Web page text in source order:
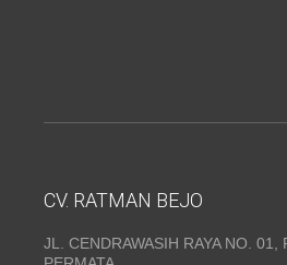
CV. RATMAN BEJO
JL. CENDRAWASIH RAYA NO. 01,